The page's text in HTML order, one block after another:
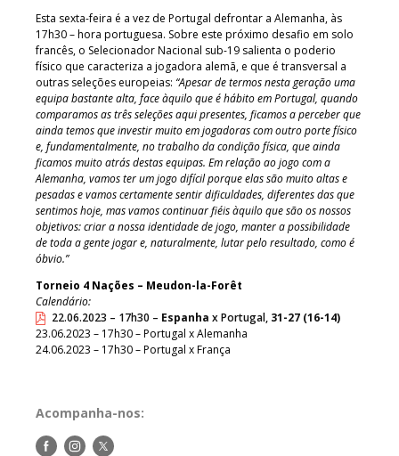
Esta sexta-feira é a vez de Portugal defrontar a Alemanha, às
17h30 – hora portuguesa. Sobre este próximo desafio em solo
francês, o Selecionador Nacional sub-19 salienta o poderio
físico que caracteriza a jogadora alemã, e que é transversal a
outras seleções europeias: “Apesar de termos nesta geração uma
equipa bastante alta, face àquilo que é hábito em Portugal, quando
comparamos as três seleções aqui presentes, ficamos a perceber que
ainda temos que investir muito em jogadoras com outro porte físico
e, fundamentalmente, no trabalho da condição física, que ainda
ficamos muito atrás destas equipas. Em relação ao jogo com a
Alemanha, vamos ter um jogo difícil porque elas são muito altas e
pesadas e vamos certamente sentir dificuldades, diferentes das que
sentimos hoje, mas vamos continuar fiéis àquilo que são os nossos
objetivos: criar a nossa identidade de jogo, manter a possibilidade
de toda a gente jogar e, naturalmente, lutar pelo resultado, como é
óbvio.”
Torneio 4 Nações – Meudon-la-Forêt
Calendário:
22.06.2023 – 17h30 – Espanha x Portugal, 31-27 (16-14)
23.06.2023 – 17h30 – Portugal x Alemanha
24.06.2023 – 17h30 – Portugal x França
Acompanha-nos:
Siga-Siga-Siga-